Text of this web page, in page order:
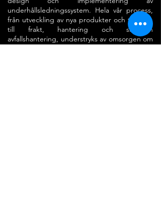
underhållsledningssystem. Hela vår process,
från utveckling av nya produkter och tjänster,
till frakt, hantering och slutligen
avfallshantering, understryks av omsorgen om